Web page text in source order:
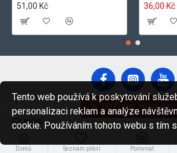
51,00 Kč 36,00 Kč
O nás
O nás
Domů Seznam přání Porovnat
Tento web používá k poskytování
personalizaci reklam a analýze
cookie. Používáním tohoto webu s tím
FILTROVAT PRODUKTY